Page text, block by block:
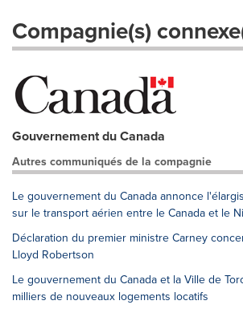
Compagnie(s)
Gouvernement du Canada
Autres communiqués de la compagnie
Le gouvernement du Canada annonce
sur le transport aérien entre le Canada et le
Déclaration du premier ministre Carney
Lloyd Robertson
Le gouvernement du Canada et la Ville de
milliers de nouveaux logements locatifs